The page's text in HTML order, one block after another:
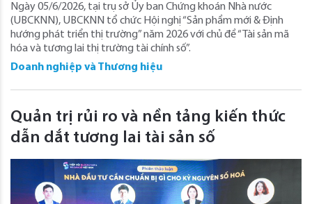
Ngày 05/6/2026, tại trụ sở Ủy ban Chứng khoán Nhà nước
(UBCKNN), UBCKNN tổ chức Hội nghị “Sản phẩm mới & Định
hướng phát triển thị trường” năm 2026 với chủ đề “Tài sản mã
hóa và tương lai thị trường tài chính số”.
Doanh nghiệp và Thương hiệu
Quản trị rủi ro và nền tảng kiến thức
dẫn dắt tương lai tài sản số